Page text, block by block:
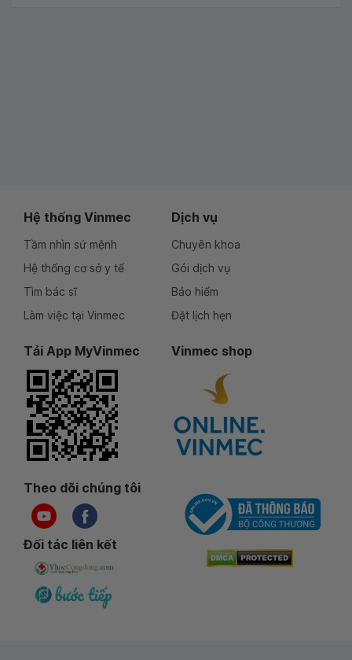
Hệ thống Vinmec
Tầm nhìn sứ mệnh
Hệ thống cơ sở y tế
Tìm bác sĩ
Làm việc tại Vinmec
Dịch vụ
Chuyên khoa
Gói dịch vụ
Bảo hiểm
Đặt lịch hẹn
Tải App MyVinmec Vinmec shop
Theo dõi chúng tôi
Đối tác liên kết